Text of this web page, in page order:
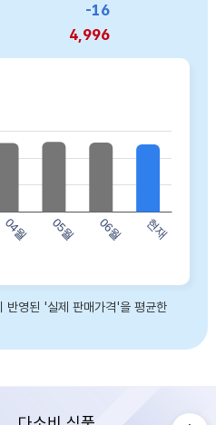
-16
4,996
757
6,146
44
3,309
474
4,286
0
8,940
반영된 '실제 판매가격'을 평균한